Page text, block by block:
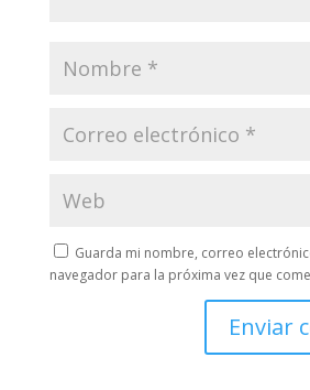
Guarda mi nombre, correo
navegador para la próxima vez que